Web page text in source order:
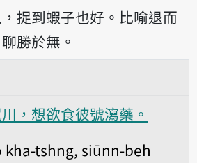
捉到蝦子也好。比喻退而
勝於無。
想欲食彼號瀉藥。
，想欲食彼號瀉藥。
kha-tshng, siūnn-beh